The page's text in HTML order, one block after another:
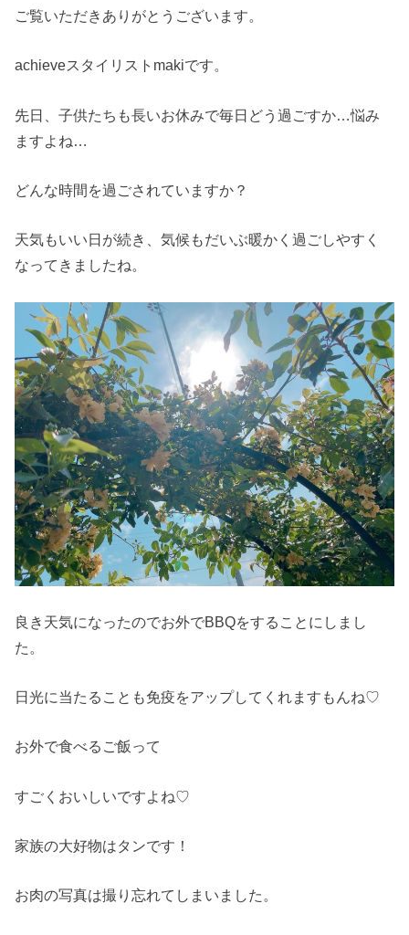
ご覧いただきありがとうございます。
achieveスタイリストmakiです。
先日、子供たちも長いお休みで毎日どう過ごすか…悩み
ますよね…
どんな時間を過ごされていますか？
天気もいい日が続き、気候もだいぶ暖かく過ごしやすく
なってきましたね。
良き天気になったのでお外でBBQをすることにしまし
た。
日光に当たることも免疫をアップしてくれますもんね♡
お外で食べるご飯って
すごくおいしいですよね♡
家族の大好物はタンです！
お肉の写真は撮り忘れてしまいました。